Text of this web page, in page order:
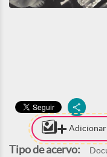
Adicionar
Tipo de acervo: